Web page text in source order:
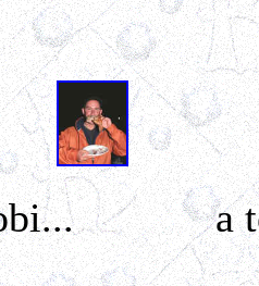
robi... a